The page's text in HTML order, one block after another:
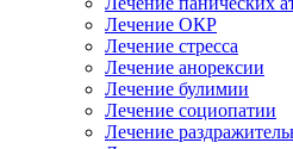
Лечение ОКР
Лечение стресса
Лечение анорексии
Лечение булимии
Лечение социопатии
Лечение